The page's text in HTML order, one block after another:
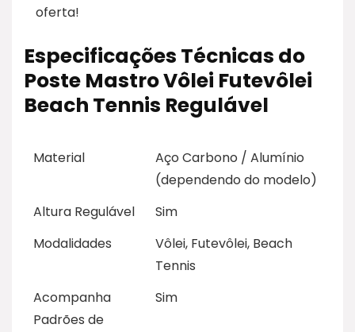
oferta!
Especificações Técnicas do
Poste Mastro Vôlei Futevôlei
Beach Tennis Regulável
Material
Aço Carbono / Alumínio
(dependendo do modelo)
Altura Regulável
Sim
Modalidades
Vôlei, Futevôlei, Beach
Tennis
Acompanha
Padrões de
Sim